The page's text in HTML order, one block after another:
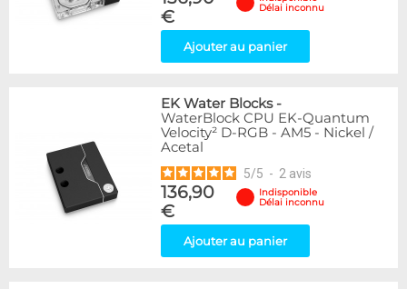
€
Délai inconnu
Ajouter au panier
EK Water Blocks-
WaterBlock CPU EK-Quantum
Velocity² D-RGB - AM5 - Nickel /
Acetal
5/5 - 2 avis
136,90
€
Indisponible
Délai inconnu
Ajouter au panier